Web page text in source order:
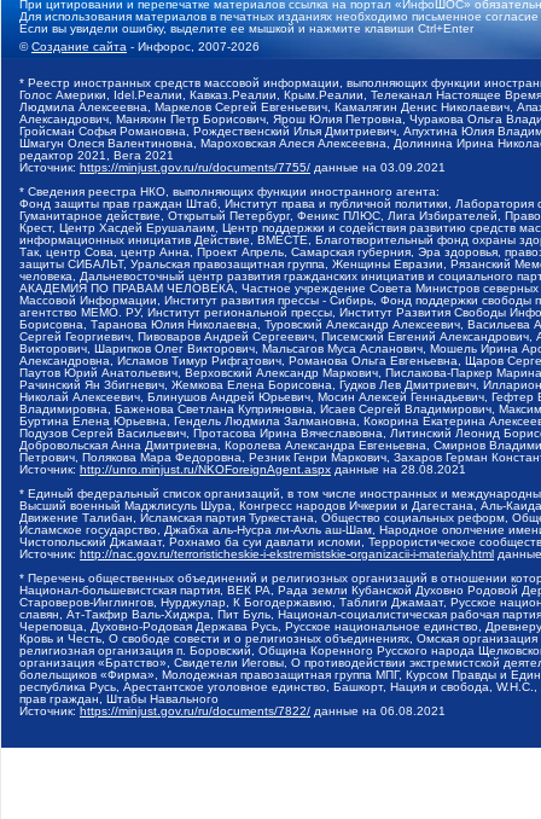
При цитировании и перепечатке материалов ссылка на портал «ИнфоШОС»
Для использования материалов в печатных изданиях необходимо письменное
Если вы увидели ошибку, выделите ее мышкой и нажмите клавиши Ctrl+Enter
©Создание сайта - Инфорос, 2007-2026
* Реестр иностранных средств массовой информации, выполняющих функции
Голос Америки, Idel.Реалии, Кавказ.Реалии, Крым.Реалии, Телеканал Настоящее
Людмила Алексеевна, Маркелов Сергей Евгеньевич, Камалягин Денис Николаевич,
Александрович, Маняхин Петр Борисович, Ярош Юлия Петровна, Чуракова Ольга
Гройсман Софья Романовна, Рождественский Илья Дмитриевич, Апухтина Юлия
Шмагун Олеся Валентиновна, Мароховская Алеся Алексеевна, Долинина Ирина
редактор 2021, Вега 2021
Источник: https://minjust.gov.ru/ru/documents/7755/ данные на 03.09.2021
* Сведения реестра НКО, выполняющих функции иностранного агента:
Фонд защиты прав граждан Штаб, Институт права и публичной политики,
Гуманитарное действие, Открытый Петербург, Феникс ПЛЮС, Лига Избирателей,
Крест, Центр Хасдей Ерушалаим, Центр поддержки и содействия развитию средств
информационных инициатив Действие, ВМЕСТЕ, Благотворительный фонд охраны
Так, центр Сова, центр Анна, Проект Апрель, Самарская губерния, Эра здоровья,
защиты СИБАЛЬТ, Уральская правозащитная группа, Женщины Евразии, Рязанский
человека, Дальневосточный центр развития гражданских инициатив и социального
АКАДЕМИЯ ПО ПРАВАМ ЧЕЛОВЕКА, Частное учреждение Совета Министров северных
Массовой Информации, Институт развития прессы - Сибирь, Фонд поддержки
агентство МЕМО. РУ, Институт региональной прессы, Институт Развития Свободы
Борисовна, Таранова Юлия Николаевна, Туровский Александр Алексеевич,
Сергей Георгиевич, Пивоваров Андрей Сергеевич, Писемский Евгений
Викторович, Шарипков Олег Викторович, Мальсагов Муса Асланович, Мошель Ирина
Александровна, Исламов Тимур Рифгатович, Романова Ольга Евгеньевна, Щаров
Паутов Юрий Анатольевич, Верховский Александр Маркович, Пислакова-Паркер
Рачинский Ян Збигневич, Жемкова Елена Борисовна, Гудков Лев Дмитриевич,
Николай Алексеевич, Блинушов Андрей Юрьевич, Мосин Алексей Геннадьевич,
Владимировна, Баженова Светлана Куприяновна, Исаев Сергей Владимирович,
Буртина Елена Юрьевна, Гендель Людмила Залмановна, Кокорина Екатерина
Подузов Сергей Васильевич, Протасова Ирина Вячеславовна, Литинский Леонид
Добровольская Анна Дмитриевна, Королева Александра Евгеньевна, Смирнов
Петрович, Полякова Мара Федоровна, Резник Генри Маркович, Захаров Герман
Источник: http://unro.minjust.ru/NKOForeignAgent.aspx данные на 28.08.2021
* Единый федеральный список организаций, в том числе иностранных и
Высший военный Маджлисуль Шура, Конгресс народов Ичкерии и Дагестана, Аль-
Движение Талибан, Исламская партия Туркестана, Общество социальных реформ,
Исламское государство, Джабха аль-Нусра ли-Ахль аш-Шам, Народное ополчение
Чистопольский Джамаат, Рохнамо ба суи давлати исломи, Террористическое
Источник: http://nac.gov.ru/terroristicheskie-i-ekstremistskie-organizacii-i-materialy.html
* Перечень общественных объединений и религиозных организаций в отношении
Национал-большевистская партия, ВЕК РА, Рада земли Кубанской Духовно Родовой
Староверов-Инглингов, Нурджулар, К Богодержавию, Таблиги Джамаат, Русское
славян, Ат-Такфир Валь-Хиджра, Пит Буль, Национал-социалистическая рабочая
Череповца, Духовно-Родовая Держава Русь, Русское национальное единство,
Кровь и Честь, О свободе совести и о религиозных объединениях, Омская
религиозная организация п. Боровский, Община Коренного Русского народа
организация «Братство», Свидетели Иеговы, О противодействии экстремистской
болельщиков «Фирма», Молодежная правозащитная группа МПГ, Курсом Правды и
республика Русь, Арестантское уголовное единство, Башкорт, Нация и свобода,
прав граждан, Штабы Навального
Источник: https://minjust.gov.ru/ru/documents/7822/ данные на 06.08.2021